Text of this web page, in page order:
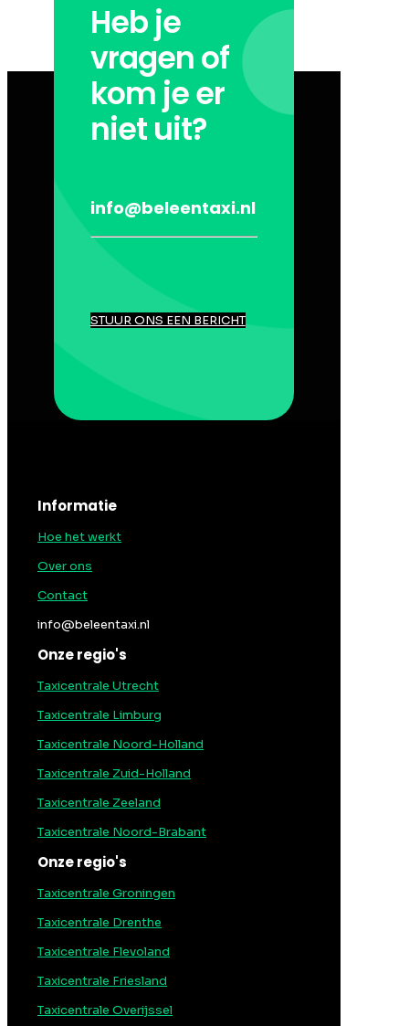
Heb je
vragen of
kom je er
niet uit?
info@beleentaxi.nl
STUUR ONS EEN BERICHT
Informatie
Hoe het werkt
Over ons
Contact
info@beleentaxi.nl
Onze regio's
Taxicentrale Utrecht
Taxicentrale Limburg
Taxicentrale Noord-Holland
Taxicentrale Zuid-Holland
Taxicentrale Zeeland
Taxicentrale Noord-Brabant
Onze regio's
Taxicentrale Groningen
Taxicentrale Drenthe
Taxicentrale Flevoland
Taxicentrale Friesland
Taxicentrale Overijssel